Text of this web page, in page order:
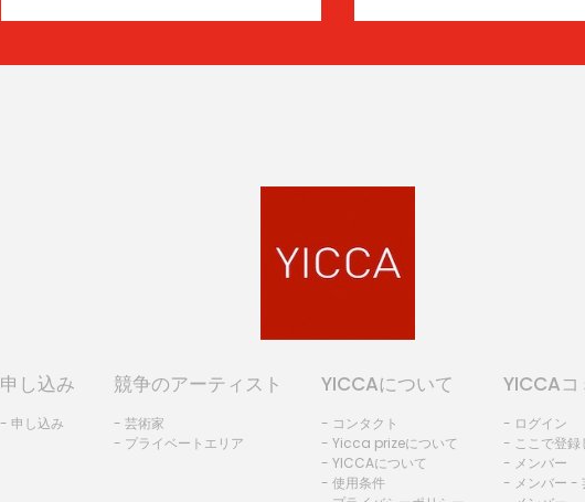
申し込み
- 申し込み
競争のアーティスト
- 芸術家
- プライベートエリア
YICCAについて
- コンタクト
- Yicca prizeについて
- YICCAについて
- 使用条件
YICCA
- ログイン
- ここで登録
- メンバー
- メンバー -